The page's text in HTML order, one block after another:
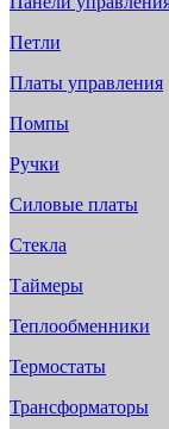
Петли
Платы управления
Помпы
Ручки
Силовые платы
Стекла
Таймеры
Теплообменники
Термостаты
Трансформаторы